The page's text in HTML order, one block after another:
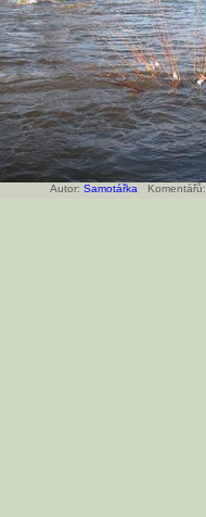
Autor: Samotářka Komentářů: